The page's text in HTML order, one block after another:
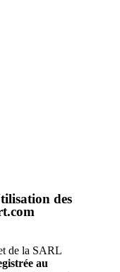
des
de la SARL
au